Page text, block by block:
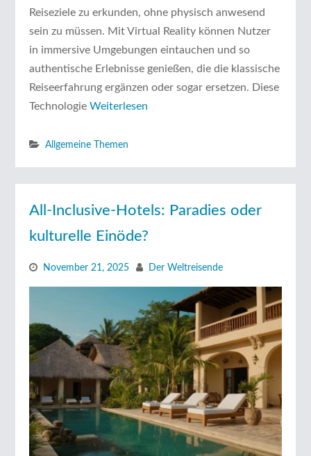
Reiseziele zu erkunden, ohne physisch anwesend
sein zu müssen. Mit Virtual Reality können Nutzer
in immersive Umgebungen eintauchen und so
authentische Erlebnisse genießen, die die klassische
Reiseerfahrung ergänzen oder sogar ersetzen. Diese
Technologie Weiterlesen
Allgemeine Themen
All-Inclusive-Hotels: Paradies oder
kulturelle Einöde?
November 21, 2025 Der Weltreisende